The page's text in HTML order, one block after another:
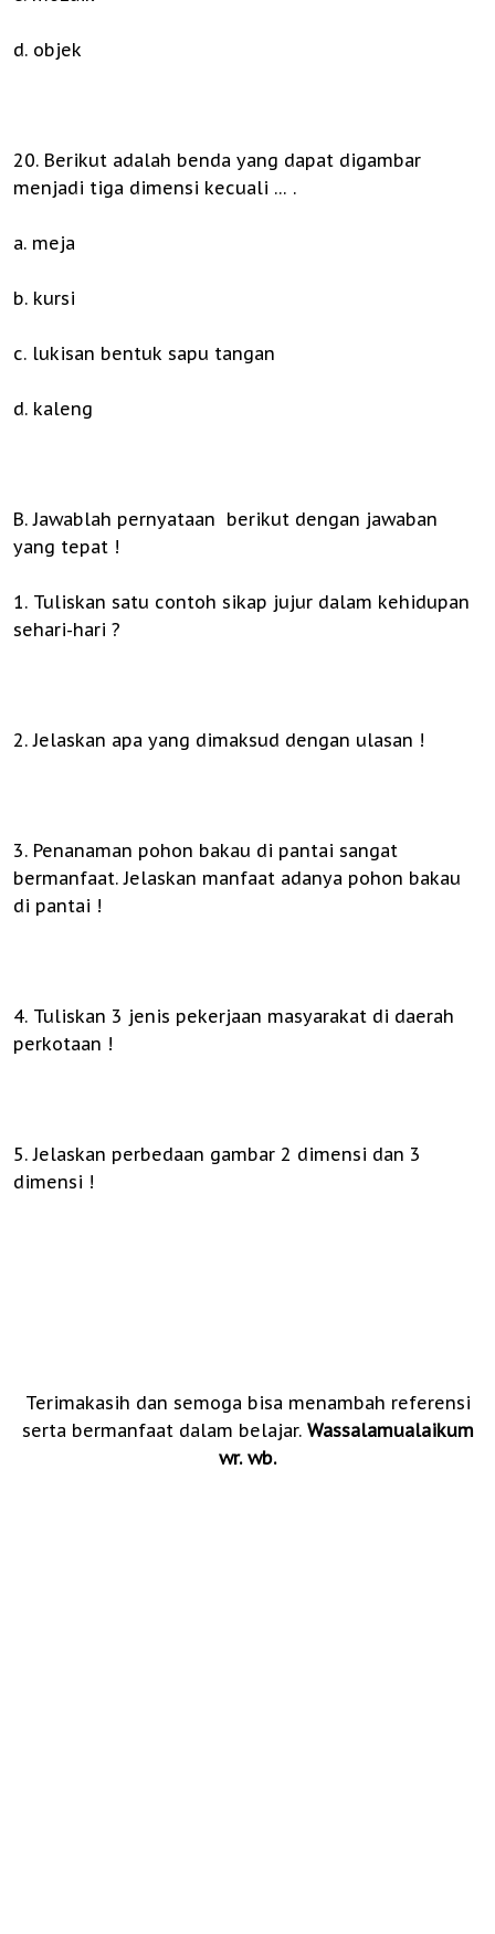
d. objek
20. Berikut adalah benda yang dapat digambar
menjadi tiga dimensi kecuali … .
a. meja
b. kursi
c. lukisan bentuk sapu tangan
d. kaleng
B. Jawablah pernyataan berikut dengan jawaban
yang tepat !
1. Tuliskan satu contoh sikap jujur dalam kehidupan
sehari-hari ?
2. Jelaskan apa yang dimaksud dengan ulasan !
3. Penanaman pohon bakau di pantai sangat
bermanfaat. Jelaskan manfaat adanya pohon bakau
di pantai !
4. Tuliskan 3 jenis pekerjaan masyarakat di daerah
perkotaan !
5. Jelaskan perbedaan gambar 2 dimensi dan 3
dimensi !
Terimakasih dan semoga bisa menambah referensi
serta bermanfaat dalam belajar. Wassalamualaikum
wr. wb.